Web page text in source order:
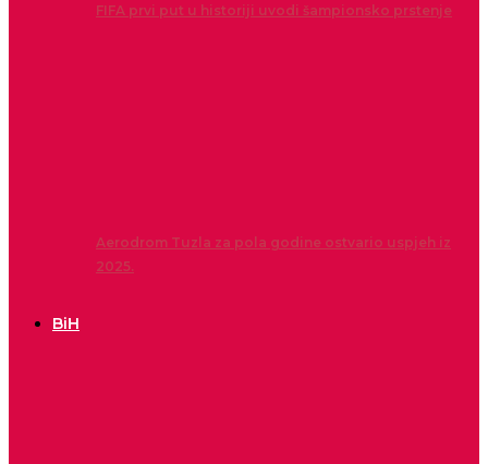
FIFA prvi put u historiji uvodi šampionsko prstenje
Aerodrom Tuzla za pola godine ostvario uspjeh iz
2025.
BiH